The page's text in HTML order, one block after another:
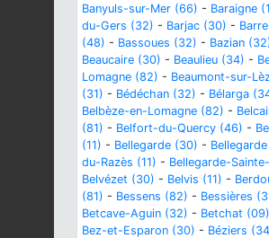
Banyuls-sur-Mer (66) - Baraigne
du-Gers (32) - Barjac (30) -
(48) - Bassoues (32) - Bazian
Beaucaire (30) - Beaulieu (34) -
Lomagne (82) - Beaumont-sur-
(31) - Bédéchan (32) - Bélarga
Belbèze-en-Lomagne (82) -
(81) - Belfort-du-Quercy (46) -
(11) - Bellegarde (30) -
du-Razès (11) - Bellegarde-
Belvézet (30) - Belvis (11) -
(81) - Bessens (82) - Bessières
Betcave-Aguin (32) - Betchat (09)
Bez-et-Esparon (30) - Béziers